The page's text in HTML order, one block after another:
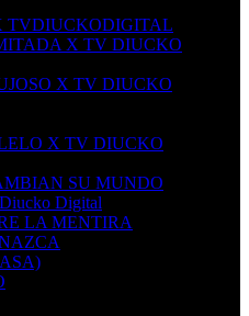
TVDIUCKODIGITAL
X TV DIUCKO
X TV DIUCKO
X TV DIUCKO
SU MUNDO
Digital
LA MENTIRA